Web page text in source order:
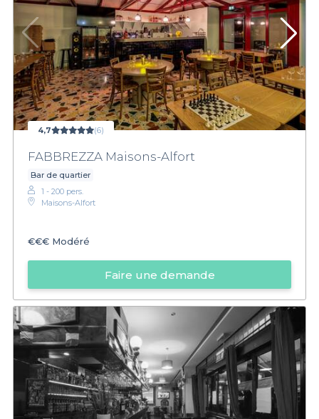
4,7 (6)
FABBREZZA Maisons-Alfort
Bar de quartier
1 - 200 pers.
Maisons-Alfort
€€€ Modéré
Faire une demande